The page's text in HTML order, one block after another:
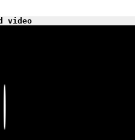
video